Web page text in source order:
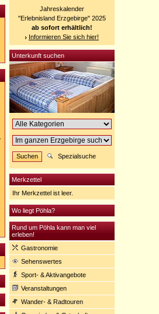
Jahreskalender
"Erlebnisland Erzgebirge" 2025
ab sofort erhältlich!
Informieren Sie sich hier!
Unterkunft suchen
Spezialsuche
Merkzettel
Ihr Merkzettel ist leer.
Wo liegt Pöhla?
Rund um Pöhla kann man viel
erleben!
Gastronomie
Sehenswertes
Sport- & Aktivangebote
Veranstaltungen
Wander- & Radtouren